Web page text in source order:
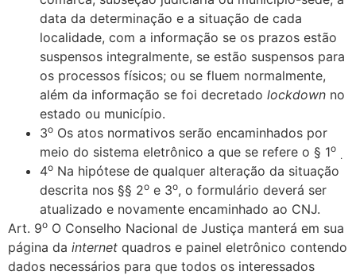
data da determinação e a situação de cada
localidade, com a informação se os prazos estão
suspensos integralmente, se estão suspensos para
os processos físicos; ou se fluem normalmente,
além da informação se foi decretado lockdown no
estado ou município.
3o Os atos normativos serão encaminhados por
meio do sistema eletrônico a que se refere o § 1o
.
4o Na hipótese de qualquer alteração da situação
descrita nos §§ 2o e 3o, o formulário deverá ser
atualizado e novamente encaminhado ao CNJ.
Art. 9o O Conselho Nacional de Justiça manterá em sua
página da internet quadros e painel eletrônico contendo
dados necessários para que todos os interessados